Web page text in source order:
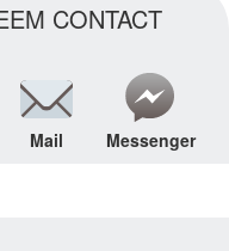
CONTACT
Mail Messenger